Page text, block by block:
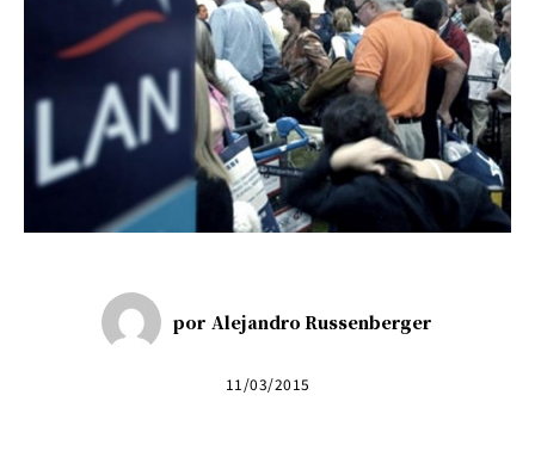
por Alejandro Russenberger
11/03/2015